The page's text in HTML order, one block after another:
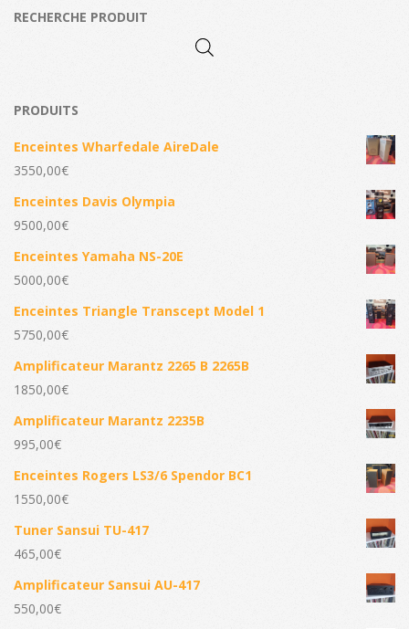
RECHERCHE PRODUIT
PRODUITS
Enceintes Wharfedale AireDale
3550,00€
Enceintes Davis Olympia
9500,00€
Enceintes Yamaha NS-20E
5000,00€
Enceintes Triangle Transcept Model 1
5750,00€
Amplificateur Marantz 2265 B 2265B
1850,00€
Amplificateur Marantz 2235B
995,00€
Enceintes Rogers LS3/6 Spendor BC1
1550,00€
Tuner Sansui TU-417
465,00€
Amplificateur Sansui AU-417
550,00€